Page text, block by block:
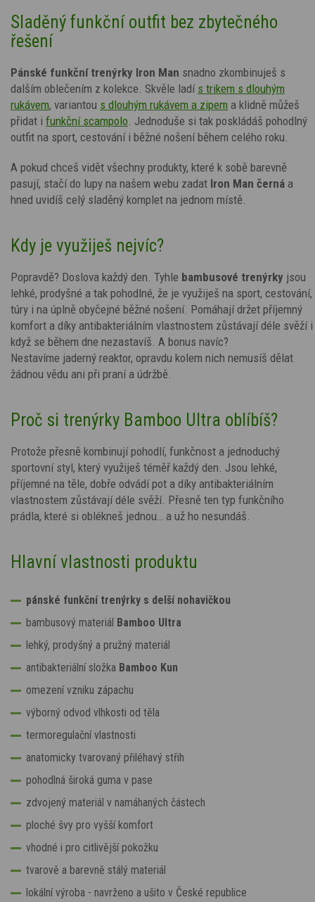
Sladěný funkční outfit bez zbytečného
řešení
Pánské funkční trenýrky Iron Man snadno zkombinuješ s
dalším oblečením z kolekce. Skvěle ladí s trikem s dlouhým
rukávem, variantou s dlouhým rukávem a zipem a klidně můžeš
přidat i funkční scampolo . Jednoduše si tak poskládáš pohodlný
outfit na sport, cestování i běžné nošení během celého roku.
A pokud chceš vidět všechny produkty, které k sobě barevně
pasují, stačí do lupy na našem webu zadat Iron Man černá a
hned uvidíš celý sladěný komplet na jednom místě.
Kdy je využiješ nejvíc?
Popravdě? Doslova každý den. Tyhle bambusové trenýrky jsou
lehké, prodyšné a tak pohodlné, že je využiješ na sport, cestování,
túry i na úplně obyčejné běžné nošení. Pomáhají držet příjemný
komfort a díky antibakteriálním vlastnostem zůstávají déle svěží i
když se během dne nezastavíš. A bonus navíc?
Nestavíme jaderný reaktor, opravdu kolem nich nemusíš dělat
žádnou vědu ani při praní a údržbě.
Proč si trenýrky Bamboo Ultra oblíbíš?
Protože přesně kombinují pohodlí, funkčnost a jednoduchý
sportovní styl, který využiješ téměř každý den. Jsou lehké,
příjemné na těle, dobře odvádí pot a díky antibakteriálním
vlastnostem zůstávají déle svěží. Přesně ten typ funkčního
prádla, které si oblékneš jednou… a už ho nesundáš.
Hlavní vlastnosti produktu
pánské funkční trenýrky s delší nohavičkou
bambusový materiál Bamboo Ultra
lehký, prodyšný a pružný materiál
antibakteriální složka Bamboo Kun
omezení vzniku zápachu
výborný odvod vlhkosti od těla
termoregulační vlastnosti
anatomicky tvarovaný přiléhavý střih
pohodlná široká guma v pase
zdvojený materiál v namáhaných částech
ploché švy pro vyšší komfort
vhodné i pro citlivější pokožku
tvarově a barevně stálý materiál
lokální výroba - navrženo a ušito v České republice